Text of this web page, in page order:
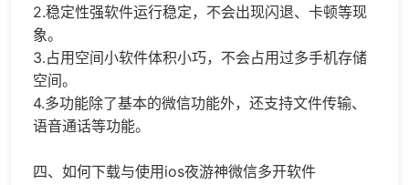
2.稳定性强软件运行稳定，不会出现闪退、卡顿等现
象。
3.占用空间小软件体积小巧，不会占用过多手机存储
空间。
4.多功能除了基本的微信功能外，还支持文件传输、
语音通话等功能。
四、如何下载与使用ios夜游神微信多开软件